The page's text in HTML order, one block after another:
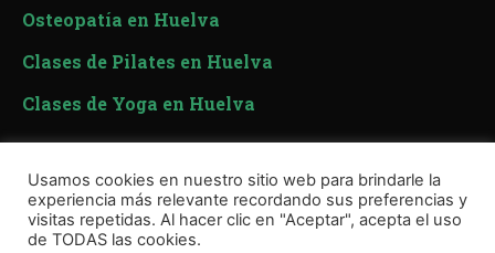
Osteopatía en Huelva
Clases de Pilates en Huelva
Clases de Yoga en Huelva
Usamos cookies en nuestro sitio web para brindarle la
experiencia más relevante recordando sus preferencias y
visitas repetidas. Al hacer clic en "Aceptar", acepta el uso
de TODAS las cookies.